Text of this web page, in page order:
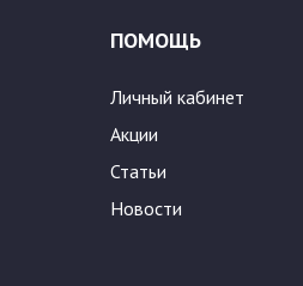
ПОМОЩЬ
Личный кабинет
Акции
Статьи
Новости